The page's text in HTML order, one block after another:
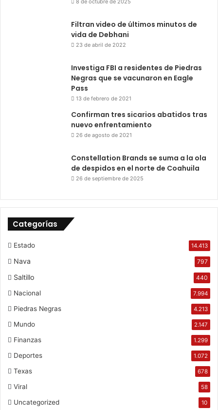
8 de octubre de 2025
Filtran video de últimos minutos de
vida de Debhani
23 de abril de 2022
Investiga FBI a residentes de Piedras
Negras que se vacunaron en Eagle
Pass
13 de febrero de 2021
Confirman tres sicarios abatidos tras
nuevo enfrentamiento
26 de agosto de 2021
Constellation Brands se suma a la ola
de despidos en el norte de Coahuila
26 de septiembre de 2025
Categorías
Estado 14.413
Nava 797
Saltillo 440
Nacional 7.994
Piedras Negras 4.213
Mundo 2.147
Finanzas 1.299
Deportes 1.072
Texas 678
Viral 58
Uncategorized 10